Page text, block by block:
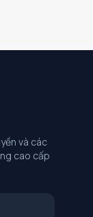
và các
cao cấp